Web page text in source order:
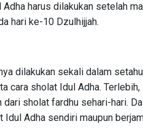
Adha harus dilakukan setelah
hari ke-10 Dzulhijjah.
dilakukan sekali dalam
cara sholat Idul Adha.
dari sholat fardhu sehari-hari.
Idul Adha sendiri maupun